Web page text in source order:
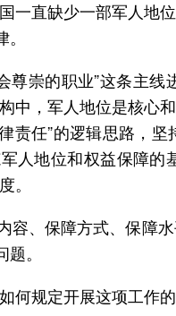
直缺少一部军人地
崇的职业”这条主
，军人地位是核心
任”的逻辑思路，
人地位和权益保障
。
、保障方式、保障
。
何规定开展这项工作